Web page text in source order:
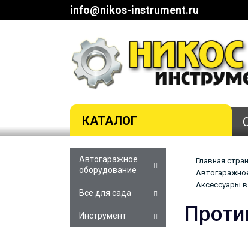
info@nikos-instrument.ru
КАТАЛОГ
Главная
Аксессуары
Автогаражное
оборудование
Все для сада
Инструмент